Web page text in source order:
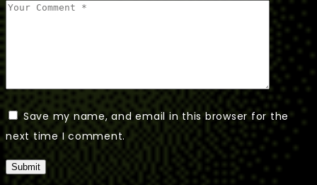
Save my name, and email in this browser for the
next time I comment.
Submit